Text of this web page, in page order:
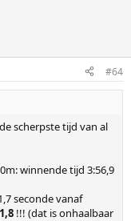
#64
scherpste tijd van al
winnende tijd 3:56,9
seconde vanaf
!!! (dat is onhaalbaar